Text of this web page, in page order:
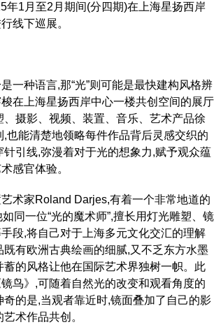
年1月至2月期间(分四期)在上海星扬西岸
线下巡展。
一种语言,那“光”则可能是最快建构风格辨
在上海星扬西岸中心一楼共创空间的展厅
、摄影、视频、装置、音乐、艺术产品徐
也能清楚地领略每件作品背后灵感交织的
引线,弥漫着对于光的想象力,赋予观众蕴
感官体验。
术家Roland Darjes,有着一个非常地道的
同一位“光的魔术师”,擅长用灯光雕塑、镜
段,将自己对于上海多元文化交汇的理解
既有欧洲古典绘画的细腻,又不乏东方水墨
蓄的风格让他在国际艺术界独树一帜。此
鸟》,可随着自然光的改变和观看角度的
的是,当观者靠近时,镜面叠加了自己的影
术作品共创。